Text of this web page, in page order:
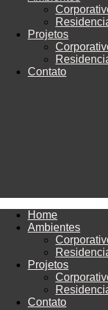
Projetos
Contato
Home
Ambientes
Projetos
Contato